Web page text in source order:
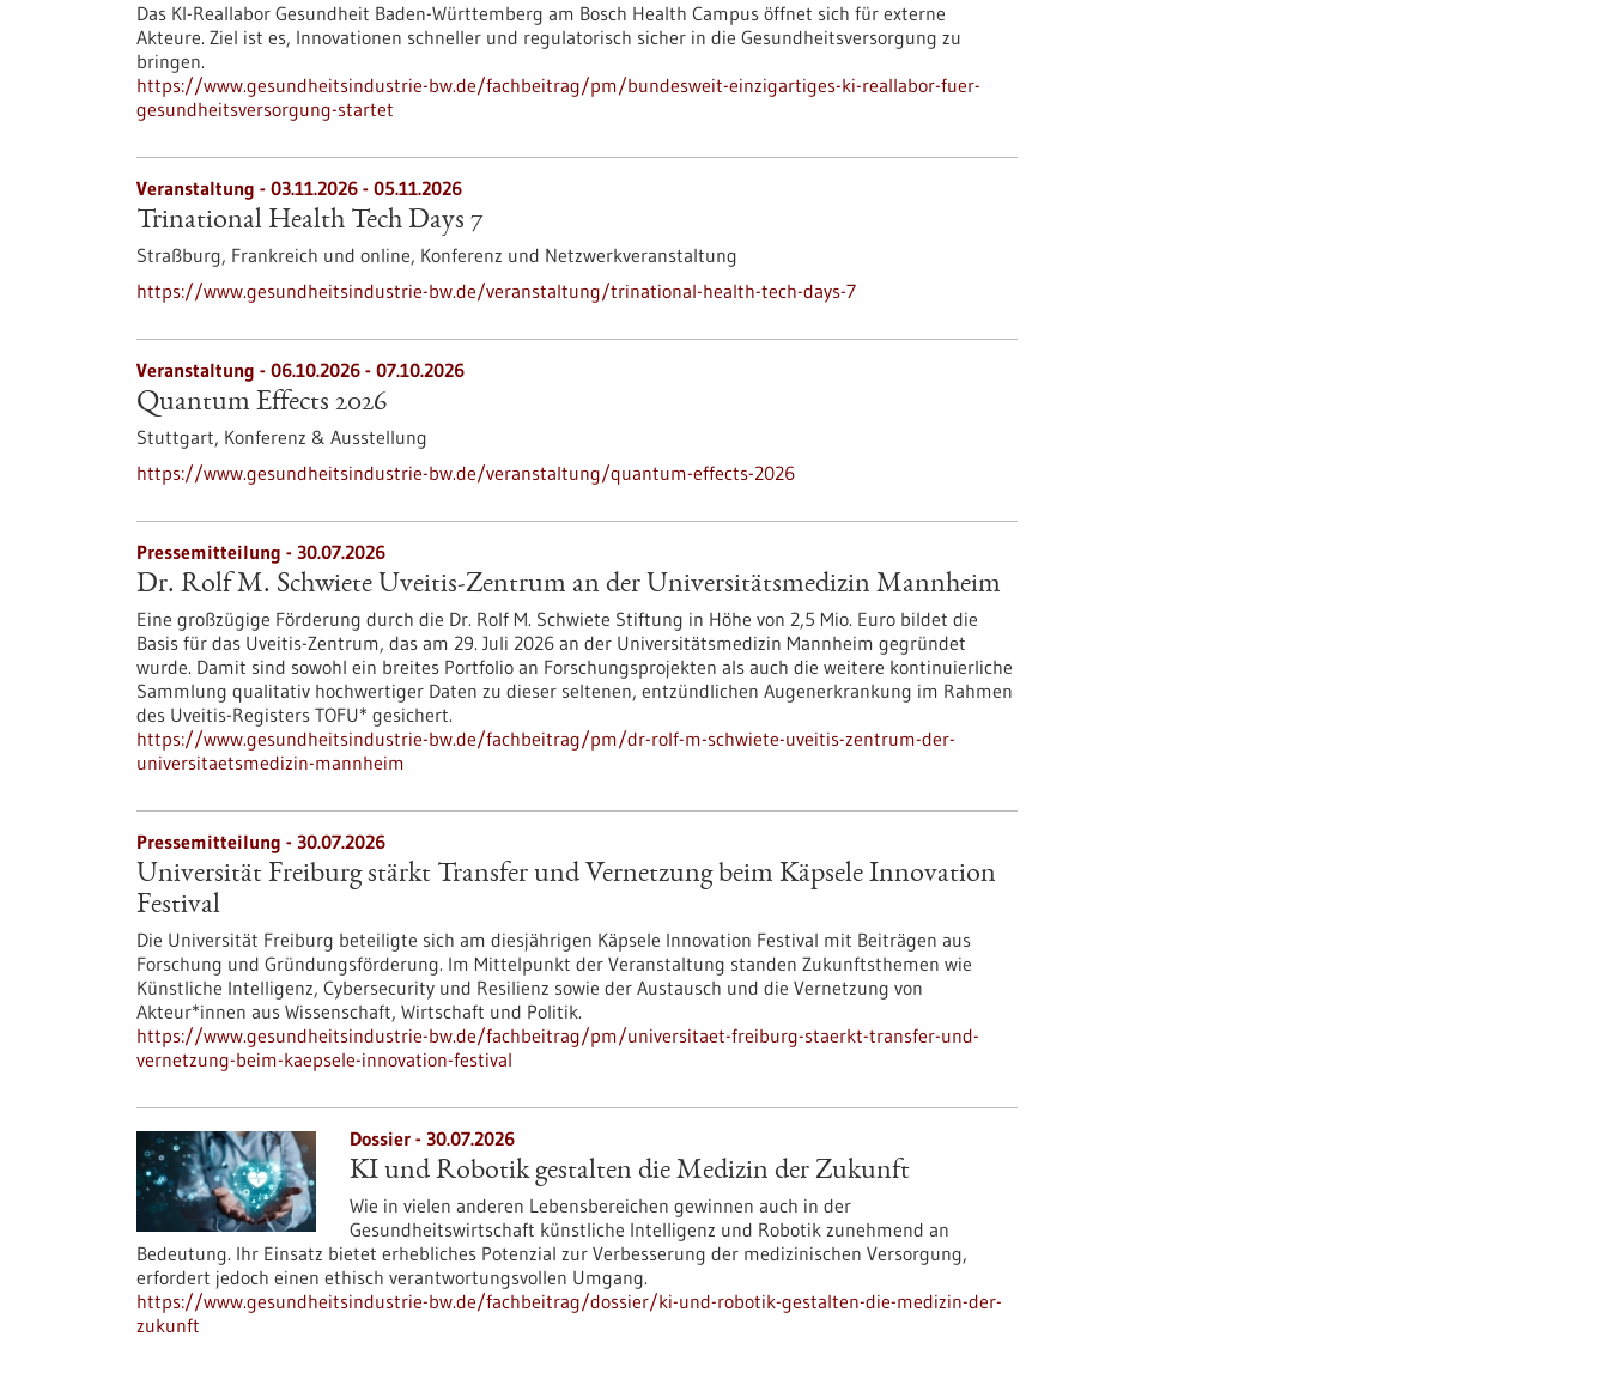
Das KI-Reallabor Gesundheit Baden-Württemberg am Bosch Health Campus öffnet sich für externe
Akteure. Ziel ist es, Innovationen schneller und regulatorisch sicher in die Gesundheitsversorgung zu
bringen.
https://www.gesundheitsindustrie-bw.de/fachbeitrag/pm/bundesweit-einzigartiges-ki-reallabor-fuer-
gesundheitsversorgung-startet
Veranstaltung - 03.11.2026 - 05.11.2026
Trinational Health Tech Days 7
Straßburg, Frankreich und online, Konferenz und Netzwerkveranstaltung
https://www.gesundheitsindustrie-bw.de/veranstaltung/trinational-health-tech-days-7
Veranstaltung - 06.10.2026 - 07.10.2026
Quantum Effects 2026
Stuttgart, Konferenz & Ausstellung
https://www.gesundheitsindustrie-bw.de/veranstaltung/quantum-effects-2026
Pressemitteilung - 30.07.2026
Dr. Rolf M. Schwiete Uveitis-Zentrum an der Universitätsmedizin Mannheim
Eine großzügige Förderung durch die Dr. Rolf M. Schwiete Stiftung in Höhe von 2,5 Mio. Euro bildet die
Basis für das Uveitis-Zentrum, das am 29. Juli 2026 an der Universitätsmedizin Mannheim gegründet
wurde. Damit sind sowohl ein breites Portfolio an Forschungsprojekten als auch die weitere kontinuierliche
Sammlung qualitativ hochwertiger Daten zu dieser seltenen, entzündlichen Augenerkrankung im Rahmen
des Uveitis-Registers TOFU* gesichert.
https://www.gesundheitsindustrie-bw.de/fachbeitrag/pm/dr-rolf-m-schwiete-uveitis-zentrum-der-
universitaetsmedizin-mannheim
Pressemitteilung - 30.07.2026
Universität Freiburg stärkt Transfer und Vernetzung beim Käpsele Innovation
Festival
Die Universität Freiburg beteiligte sich am diesjährigen Käpsele Innovation Festival mit Beiträgen aus
Forschung und Gründungsförderung. Im Mittelpunkt der Veranstaltung standen Zukunftsthemen wie
Künstliche Intelligenz, Cybersecurity und Resilienz sowie der Austausch und die Vernetzung von
Akteur*innen aus Wissenschaft, Wirtschaft und Politik.
https://www.gesundheitsindustrie-bw.de/fachbeitrag/pm/universitaet-freiburg-staerkt-transfer-und-
vernetzung-beim-kaepsele-innovation-festival
Dossier - 30.07.2026
KI und Robotik gestalten die Medizin der Zukunft
Wie in vielen anderen Lebensbereichen gewinnen auch in der
Gesundheitswirtschaft künstliche Intelligenz und Robotik zunehmend an
Bedeutung. Ihr Einsatz bietet erhebliches Potenzial zur Verbesserung der medizinischen Versorgung,
erfordert jedoch einen ethisch verantwortungsvollen Umgang.
https://www.gesundheitsindustrie-bw.de/fachbeitrag/dossier/ki-und-robotik-gestalten-die-medizin-der-
zukunft